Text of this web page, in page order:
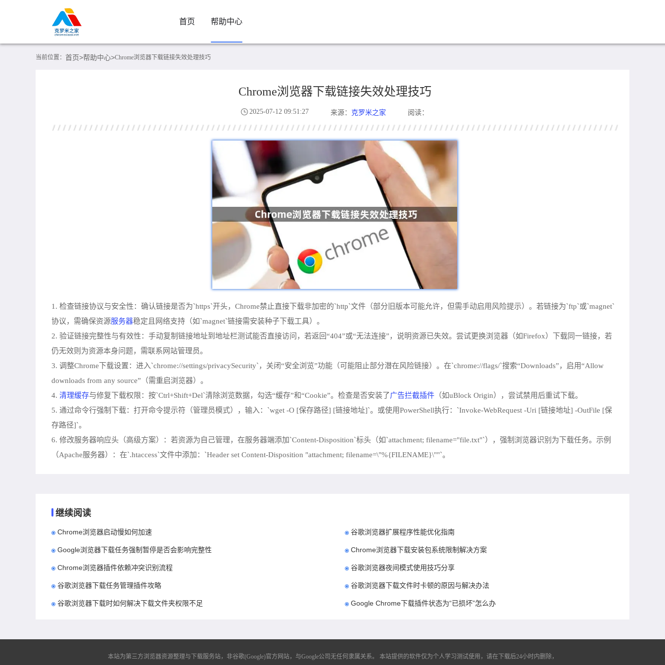
首页 帮助中心
当前位置： 首页>帮助中心>Chrome浏览器下载链接失效处理技巧
Chrome浏览器下载链接失效处理技巧
2025-07-12 09:51:27 来源： 克罗米之家 阅读：
1. 检查链接协议与安全性：确认链接是否为`https`开头，Chrome禁止直接下载非加密的`http`文件（部分旧版本可能允许，但需手动启用风险提示）。若链接为`ftp`或`magnet`
协议，需确保资源服务器稳定且网络支持（如`magnet`链接需安装种子下载工具）。
2. 验证链接完整性与有效性：手动复制链接地址到地址栏测试能否直接访问，若返回“404”或“无法连接”，说明资源已失效。尝试更换浏览器（如Firefox）下载同一链接，若
仍无效则为资源本身问题，需联系网站管理员。
3. 调整Chrome下载设置：进入`chrome://settings/privacySecurity`，关闭“安全浏览”功能（可能阻止部分潜在风险链接）。在`chrome://flags/`搜索“Downloads”，启用“Allow
downloads from any source”（需重启浏览器）。
4. 清理缓存与修复下载权限：按`Ctrl+Shift+Del`清除浏览数据，勾选“缓存”和“Cookie”。检查是否安装了广告拦截插件 （如uBlock Origin），尝试禁用后重试下载。
5. 通过命令行强制下载：打开命令提示符（管理员模式），输入：`wget -O [保存路径] [链接地址]`。或使用PowerShell执行：`Invoke-WebRequest -Uri [链接地址] -OutFile [保
存路径]`。
6. 修改服务器响应头（高级方案）：若资源为自己管理，在服务器端添加`Content-Disposition`标头（如`attachment; filename="file.txt"`），强制浏览器识别为下载任务。示例
（Apache服务器）：在`.htaccess`文件中添加：`Header set Content-Disposition "attachment; filename=\"%{FILENAME}\""`。
继续阅读
Chrome浏览器启动慢如何加速 谷歌浏览器扩展程序性能优化指南
Google浏览器下载任务强制暂停是否会影响完整性 Chrome浏览器下载安装包系统限制解决方案
Chrome浏览器插件依赖冲突识别流程 谷歌浏览器夜间模式使用技巧分享
谷歌浏览器下载任务管理插件攻略 谷歌浏览器下载文件时卡顿的原因与解决办法
谷歌浏览器下载时如何解决下载文件夹权限不足 Google Chrome下载插件状态为“已损坏”怎么办
本站为第三方浏览器资源整理与下载服务站，非谷歌(Google)官方网站，与Google公司无任何隶属关系。 本站提供的软件仅为个人学习测试使用，请在下载后24小时内删除，